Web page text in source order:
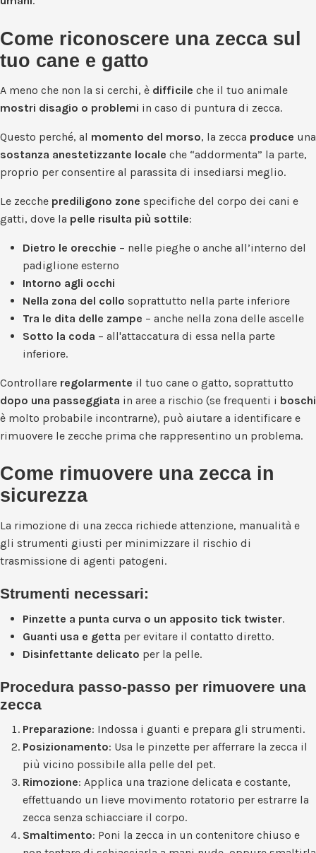
Come riconoscere una zecca sul
tuo cane e gatto
A meno che non la si cerchi, è difficile che il tuo animale
mostri disagio o problemi in caso di puntura di zecca.
Questo perché, al momento del morso, la zecca produce una
sostanza anestetizzante locale che “addormenta” la parte,
proprio per consentire al parassita di insediarsi meglio.
Le zecche prediligono zone specifiche del corpo dei cani e
gatti, dove la pelle risulta più sottile:
Dietro le orecchie – nelle pieghe o anche all’interno del
padiglione esterno
Intorno agli occhi
Nella zona del collo soprattutto nella parte inferiore
Tra le dita delle zampe – anche nella zona delle ascelle
Sotto la coda – all'attaccatura di essa nella parte
inferiore.
Controllare regolarmente il tuo cane o gatto, soprattutto
dopo una passeggiata in aree a rischio (se frequenti i boschi
è molto probabile incontrarne), può aiutare a identificare e
rimuovere le zecche prima che rappresentino un problema.
Come rimuovere una zecca in
sicurezza
La rimozione di una zecca richiede attenzione, manualità e
gli strumenti giusti per minimizzare il rischio di
trasmissione di agenti patogeni.
Strumenti necessari:
Pinzette a punta curva o un apposito tick twister.
Guanti usa e getta per evitare il contatto diretto.
Disinfettante delicato per la pelle.
Procedura passo-passo per rimuovere una
zecca
Preparazione: Indossa i guanti e prepara gli strumenti.
Posizionamento: Usa le pinzette per afferrare la zecca il
più vicino possibile alla pelle del pet.
Rimozione: Applica una trazione delicata e costante,
effettuando un lieve movimento rotatorio per estrarre la
zecca senza schiacciare il corpo.
Smaltimento: Poni la zecca in un contenitore chiuso e